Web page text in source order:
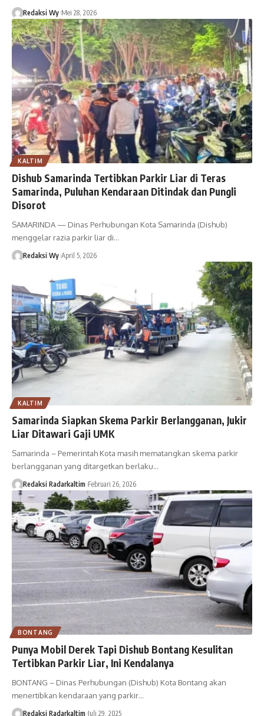
Redaksi Wy Mei 28, 2026
KALTIM
Dishub Samarinda Tertibkan Parkir Liar di Teras
Samarinda, Puluhan Kendaraan Ditindak dan Pungli
Disorot
SAMARINDA — Dinas Perhubungan Kota Samarinda (Dishub)
menggelar razia parkir liar di…
Redaksi Wy April 5, 2026
KALTIM
Samarinda Siapkan Skema Parkir Berlangganan, Jukir
Liar Ditawari Gaji UMK
Samarinda – Pemerintah Kota masih mematangkan skema parkir
berlangganan yang ditargetkan berlaku…
Redaksi Radarkaltim Februari 26, 2026
BONTANG
Punya Mobil Derek Tapi Dishub Bontang Kesulitan
Tertibkan Parkir Liar, Ini Kendalanya
BONTANG – Dinas Perhubungan (Dishub) Kota Bontang akan
menertibkan kendaraan yang parkir…
Redaksi Radarkaltim Juli 29, 2025